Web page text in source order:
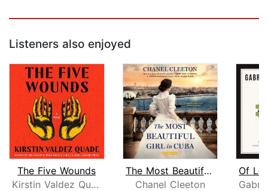
Listeners also enjoyed
The Five Wounds
Kirstin Valdez Quade
The Most Beautiful Girl in Cuba
Chanel Cleeton